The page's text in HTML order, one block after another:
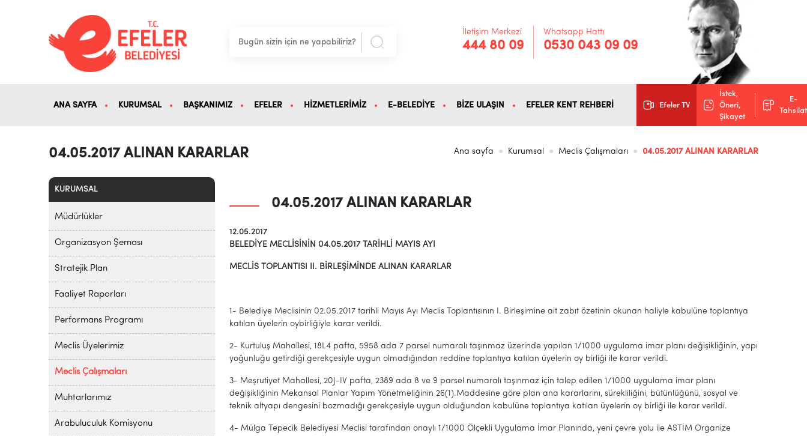
İletişim Merkezi
444 80 09
Whatsapp Hattı
0530 043 09 09
ANA SAYFA KURUMSAL BAŞKANIMIZ EFELER HİZMETLERİMİZ E-BELEDİYE BİZE ULAŞIN EFELER KENT REHBERİ Efeler TV
İstek,
Öneri,
Şikayet
E-
Tahsilat
04.05.2017 ALINAN KARARLAR Ana sayfa Kurumsal Meclis Çalışmaları 04.05.2017 ALINAN KARARLAR
KURUMSAL
Müdürlükler
Organizasyon Şeması
Stratejik Plan
Faaliyet Raporları
Performans Programı
Meclis Üyelerimiz
Meclis Çalışmaları
Muhtarlarımız
Arabuluculuk Komisyonu
04.05.2017 ALINAN KARARLAR
12.05.2017
BELEDİYE MECLİSİNİN 04.05.2017 TARİHLİ MAYIS AYI
MECLİS TOPLANTISI II. BİRLEŞİMİNDE ALINAN KARARLAR
1- Belediye Meclisinin 02.05.2017 tarihli Mayıs Ayı Meclis Toplantısının I. Birleşimine ait zabıt özetinin okunan haliyle kabulüne toplantıya
katılan üyelerin oybirliğiyle karar verildi.
2- Kurtuluş Mahallesi, 18L4 pafta, 5958 ada 7 parsel numaralı taşınmaz üzerinde yapılan 1/1000 uygulama imar planı değişikliğinin, yapı
yoğunluğu getirdiği gerekçesiyle uygun olmadığından reddine toplantıya katılan üyelerin oy birliği ile karar verildi.
3- Meşrutiyet Mahallesi, 20J-IV pafta, 2389 ada 8 ve 9 parsel numaralı taşınmaz için talep edilen 1/1000 uygulama imar planı
değişikliğinin Mekansal Planlar Yapım Yönetmeliğinin 26(1).Maddesine göre plan ana kararlarını, sürekliliğini, bütünlüğünü, sosyal ve
teknik altyapı dengesini bozmadığı gerekçesiyle uygun olduğundan kabulüne toplantıya katılan üyelerin oy birliği ile karar verildi.
4- Mülga Tepecik Belediyesi Meclisi tarafından onaylı 1/1000 Ölçekli Uygulama İmar Planında, yeni çevre yolu ile ASTİM Organize